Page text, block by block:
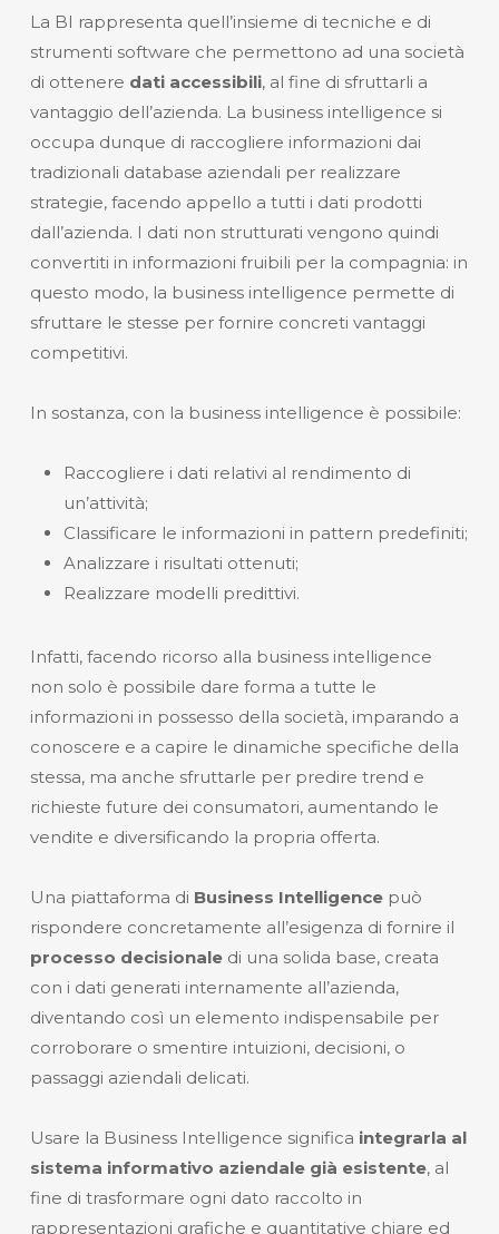
La BI rappresenta quell’insieme di tecniche e di
strumenti software che permettono ad una società
di ottenere dati accessibili, al fine di sfruttarli a
vantaggio dell’azienda. La business intelligence si
occupa dunque di raccogliere informazioni dai
tradizionali database aziendali per realizzare
strategie, facendo appello a tutti i dati prodotti
dall’azienda. I dati non strutturati vengono quindi
convertiti in informazioni fruibili per la compagnia: in
questo modo, la business intelligence permette di
sfruttare le stesse per fornire concreti vantaggi
competitivi.
In sostanza, con la business intelligence è possibile:
Raccogliere i dati relativi al rendimento di
un’attività;
Classificare le informazioni in pattern predefiniti;
Analizzare i risultati ottenuti;
Realizzare modelli predittivi.
Infatti, facendo ricorso alla business intelligence
non solo è possibile dare forma a tutte le
informazioni in possesso della società, imparando a
conoscere e a capire le dinamiche specifiche della
stessa, ma anche sfruttarle per predire trend e
richieste future dei consumatori, aumentando le
vendite e diversificando la propria offerta.
Una piattaforma di Business Intelligencepuò
rispondere concretamente all’esigenza di fornire il
processo decisionaledi una solida base, creata
con i dati generati internamente all’azienda,
diventando così un elemento indispensabile per
corroborare o smentire intuizioni, decisioni, o
passaggi aziendali delicati.
Usare la Business Intelligence significa integrarla al
sistema informativo aziendale già esistente, al
fine di trasformare ogni dato raccolto in
rappresentazioni grafiche e quantitative chiare ed